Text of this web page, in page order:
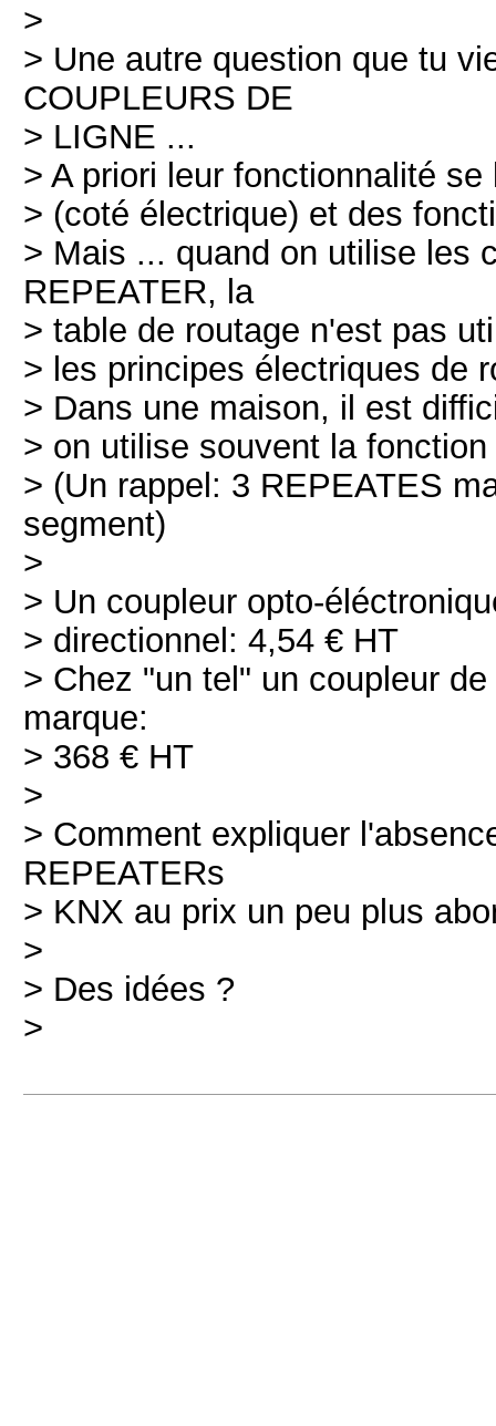
>
> Une autre question que tu
COUPLEURS DE
> LIGNE ...
> A priori leur fonctionnalité
> (coté électrique) et des
> Mais ... quand on utilise les
REPEATER, la
> table de routage n'est pas
> les principes électriques de
> Dans une maison, il est
> on utilise souvent la
> (Un rappel: 3 REPEATES
segment)
>
> Un coupleur opto-
> directionnel: 4,54 € HT
> Chez "un tel" un coupleur
marque:
> 368 € HT
>
> Comment expliquer
REPEATERs
> KNX au prix un peu plus
>
> Des idées ?
>